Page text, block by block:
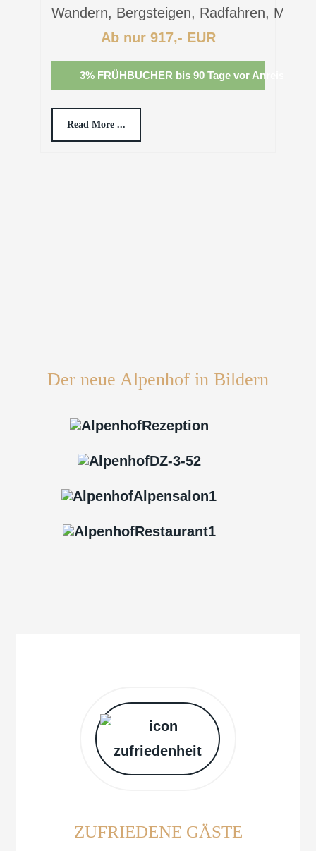
Bergsteigen, Radfahren, Mountain biken
Ab nur 917,- EUR
3% FRÜHBUCHER bis 90 Tage vor Anreise
Einzigartigen
3%
Der neue Alpenhof in Bildern
ZUFRIEDENE GÄSTE